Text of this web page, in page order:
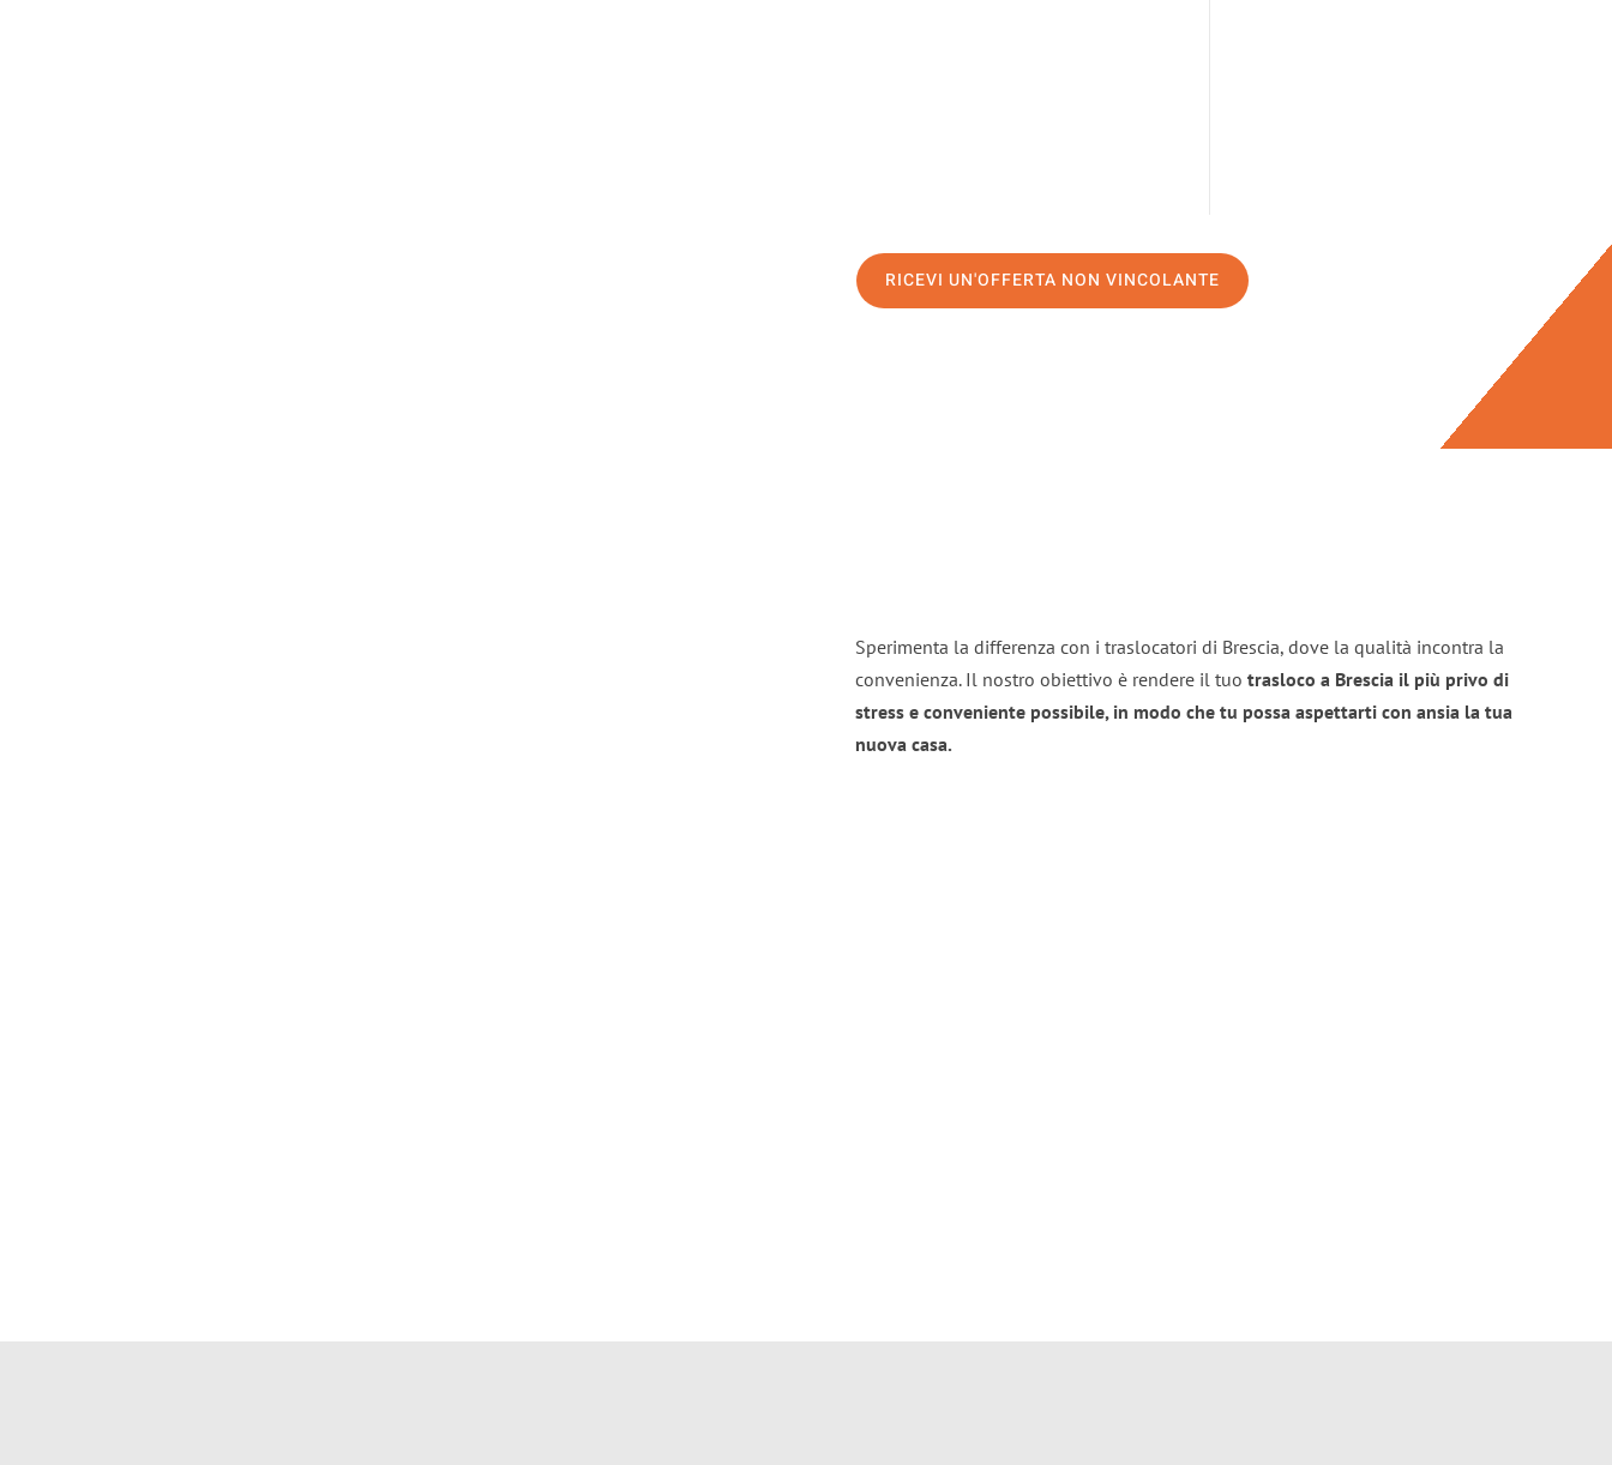
RICEVI UN'OFFERTA NON VINCOLANTE
Sperimenta la differenza con i traslocatori di Brescia, dove la qualità incontra la
convenienza. Il nostro obiettivo è rendere il tuo trasloco a Brescia il più privo di
stress e conveniente possibile, in modo che tu possa aspettarti con ansia la tua
nuova casa.